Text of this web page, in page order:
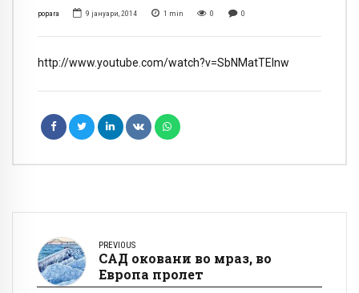
popara 9 јануари, 2014 1 min 0 0
http://www.youtube.com/watch?v=SbNMatTEInw
PREVIOUS
САД оковани во мраз, во
Европа пролет